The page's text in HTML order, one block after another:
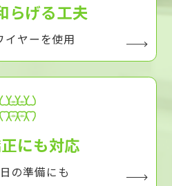
らげる工夫
イヤーを使用
にも対応
の準備にも